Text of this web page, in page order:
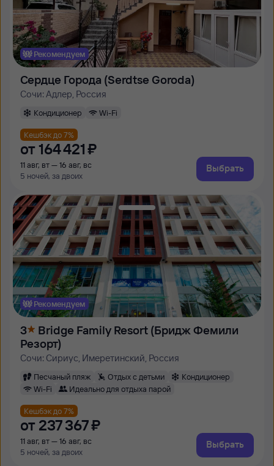
Рекомендуем
Сердце Города (Serdtse Goroda)
Сочи: Адлер, Россия
Кондиционер Wi-Fi
Кешбэк до 7%
от 164 ⁠421 ⁠₽
11 авг, вт — 16 авг, вс
5 ночей, за двоих
Выбрать
Рекомендуем
3
Bridge Family Resort (Бридж Фемили
Резорт)
Сочи: Сириус, Имеретинский, Россия
Песчаный пляж Отдых с детьми
Кондиционер
Wi-Fi
Идеально для отдыха парой
Кешбэк до 7%
от 237 ⁠367 ⁠₽
11 авг, вт — 16 авг, вс
5 ночей, за двоих
Выбрать